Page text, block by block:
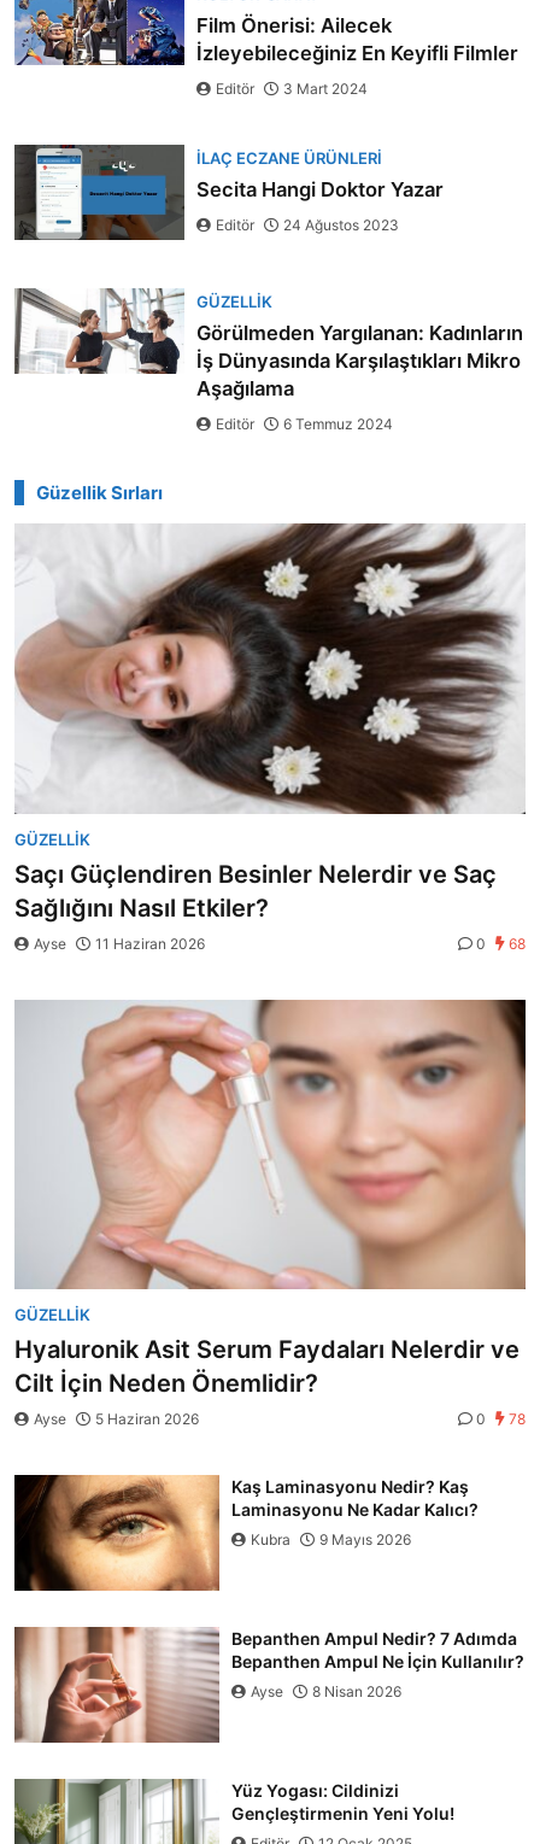
Film Önerisi: Ailecek
İzleyebileceğiniz En Keyifli Filmler
Editör 3 Mart 2024
İLAÇ ECZANE ÜRÜNLERI
Secita Hangi Doktor Yazar
Editör 24 Ağustos 2023
GÜZELLIK
Görülmeden Yargılanan: Kadınların
İş Dünyasında Karşılaştıkları Mikro
Aşağılama
Editör 6 Temmuz 2024
Güzellik Sırları
GÜZELLIK
Saçı Güçlendiren Besinler Nelerdir ve Saç
Sağlığını Nasıl Etkiler?
Ayse 11 Haziran 2026 0 68
GÜZELLIK
Hyaluronik Asit Serum Faydaları Nelerdir ve
Cilt İçin Neden Önemlidir?
Ayse 5 Haziran 2026 0 78
Kaş Laminasyonu Nedir? Kaş
Laminasyonu Ne Kadar Kalıcı?
Kubra 9 Mayıs 2026
Bepanthen Ampul Nedir? 7 Adımda
Bepanthen Ampul Ne İçin Kullanılır?
Ayse 8 Nisan 2026
Yüz Yogası: Cildinizi
Gençleştirmenin Yeni Yolu!